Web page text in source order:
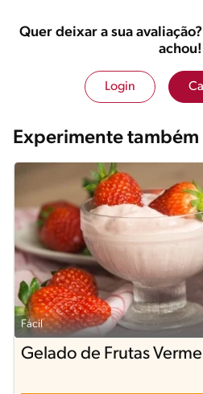
Quer deixar a sua
achou!
Login
Experimente também
Fácil
Gelado de Frutas